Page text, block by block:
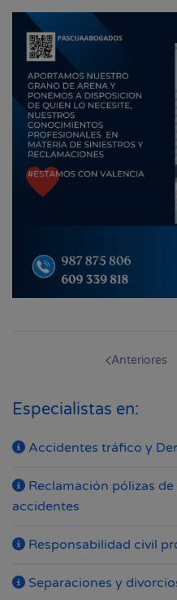
Anteriores
Especialistas en:
Accidentes tráfico y
Reclamación pólizas
accidentes
Responsabilidad civil
Separaciones y